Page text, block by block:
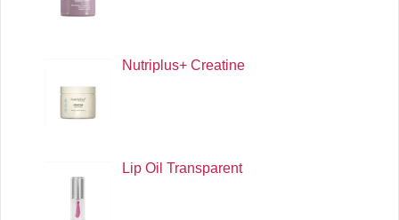
Nutriplus+ Creatine
Lip Oil Transparent